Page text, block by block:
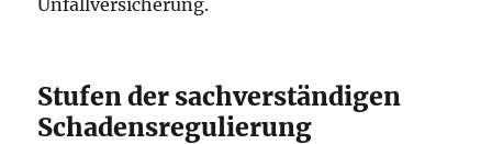
Unfallversicherung.
Stufen der sachverständigen
Schadensregulierung